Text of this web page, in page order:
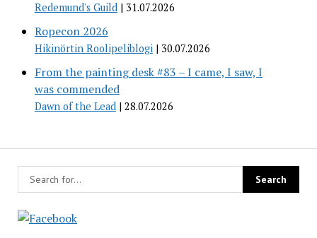
Redemund's Guild 31.07.2026
Ropecon 2026
Hikinörtin Roolipeliblogi 30.07.2026
From the painting desk #83 – I came, I saw, I
was commended
Dawn of the Lead 28.07.2026